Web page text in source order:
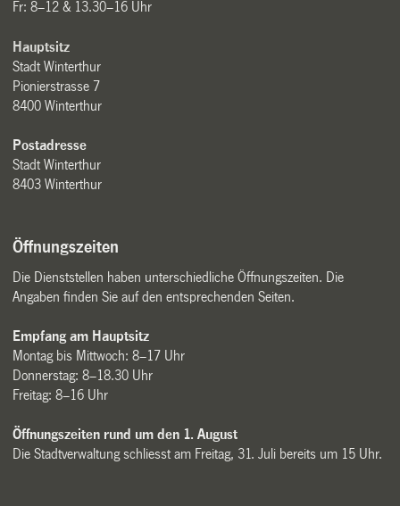
Fr: 8–12 & 13.30–16 Uhr
Hauptsitz
Stadt Winterthur
Pionierstrasse 7
8400 Winterthur
Postadresse
Stadt Winterthur
8403 Winterthur
Öffnungszeiten
Die Dienststellen haben unterschiedliche Öffnungszeiten. Die
Angaben finden Sie auf den entsprechenden Seiten.
Empfang am Hauptsitz
Montag bis Mittwoch: 8–17 Uhr
Donnerstag: 8–18.30 Uhr
Freitag: 8–16 Uhr
Öffnungszeiten rund um den 1. August
Die Stadtverwaltung schliesst am Freitag, 31. Juli bereits um 15 Uhr.